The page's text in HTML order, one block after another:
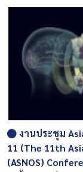
งานประชุม
11 (The 11th
(ASNOS)